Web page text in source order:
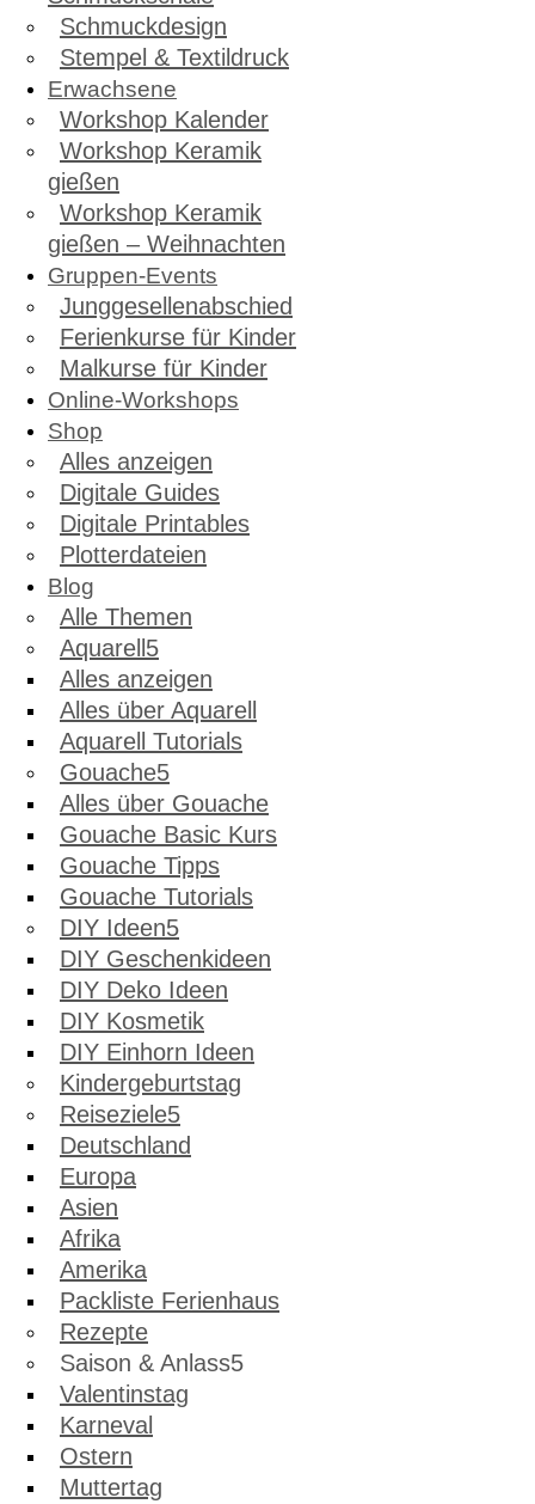
Schmuckdesign
Stempel & Textildruck
Erwachsene
Workshop Kalender
Workshop Keramik
gießen
Workshop Keramik
gießen – Weihnachten
Gruppen-Events
Junggesellenabschied
Ferienkurse für Kinder
Malkurse für Kinder
Online-Workshops
Shop
Alles anzeigen
Digitale Guides
Digitale Printables
Plotterdateien
Blog
Alle Themen
Aquarell
Alles anzeigen
Alles über Aquarell
Aquarell Tutorials
Gouache
Alles über Gouache
Gouache Basic Kurs
Gouache Tipps
Gouache Tutorials
DIY Ideen
DIY Geschenkideen
DIY Deko Ideen
DIY Kosmetik
DIY Einhorn Ideen
Kindergeburtstag
Reiseziele
Deutschland
Europa
Asien
Afrika
Amerika
Packliste Ferienhaus
Rezepte
Saison & Anlass
Valentinstag
Karneval
Ostern
Muttertag